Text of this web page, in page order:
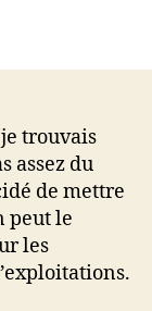
trouvais
assez du
de mettre
peut le
les